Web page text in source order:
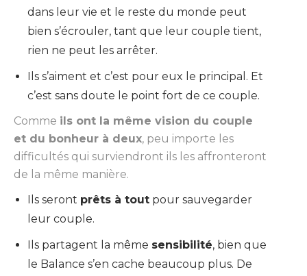
dans leur vie et le reste du monde peut
bien s’écrouler, tant que leur couple tient,
rien ne peut les arrêter.
Ils s’aiment et c’est pour eux le principal. Et
c’est sans doute le point fort de ce couple.
Comme ils ont la même vision du couple
et du bonheur à deux, peu importe les
difficultés qui surviendront ils les affronteront
de la même manière.
Ils seront prêts à tout pour sauvegarder
leur couple.
Ils partagent la même sensibilité, bien que
le Balance s’en cache beaucoup plus. De